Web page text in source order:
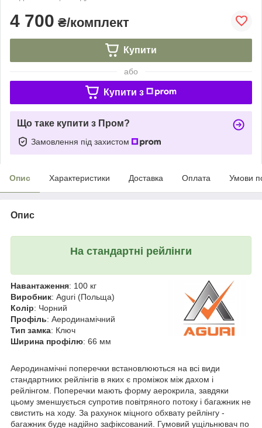
4 700 ₴/комплект
Купити
або
Купити з
Що таке купити з Пром?
Замовлення під захистом
Опис Характеристики Доставка Оплата Умови
Опис
На стандартні рейлінги
Навантаження: 100 кг
Виробник: Aguri (Польща)
Колір: Чорний
Профіль: Аеродинамічний
Тип замка: Ключ
Ширина профілю: 66 мм
Аеродинамічні поперечки встановлюються на всі види
стандартникх рейлінгів в яких є проміжок між дахом і
рейлінгом. Поперечки мають форму аерокрила, завдяки
цьому зменшується супротив повітряного потоку і багажник не
свистить на ходу. За рахунок міцного обхвату рейлінгу -
багажник буде надійно зафіксований. Гумовий ущільнювач по